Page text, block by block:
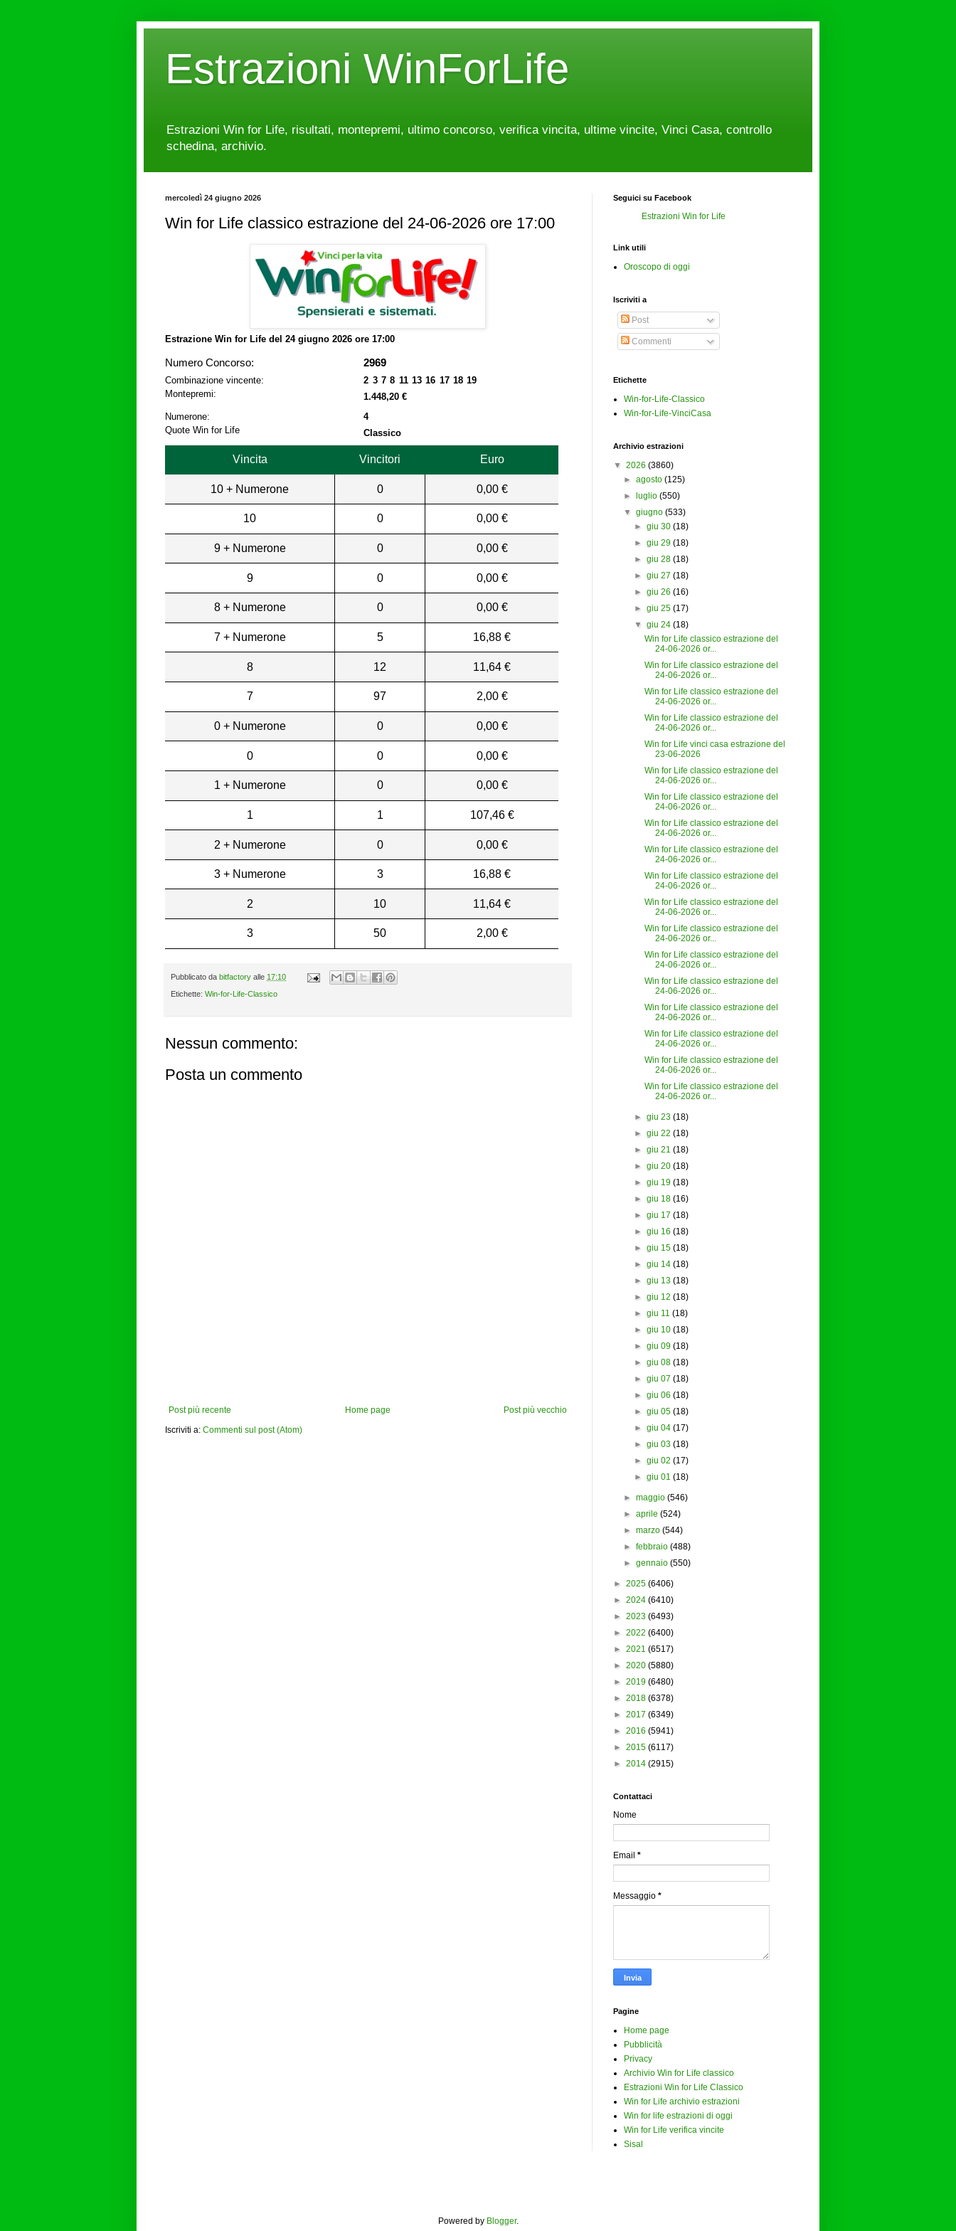
Estrazioni WinForLife
Estrazioni Win for Life, risultati, montepremi, ultimo concorso, verifica vincita, ultime vincite, Vinci Casa, controllo
schedina, archivio.
mercoledì 24 giugno 2026
Win for Life classico estrazione del 24-06-2026 ore 17:00
Estrazione Win for Life del 24 giugno 2026 ore 17:00
Numero Concorso: 2969
Combinazione vincente:
2 3 7 8 11 13 16 17 18 19
Montepremi:
1.448,20 €
Numerone:
4
Quote Win for Life
Classico
Vincita Vincitori Euro
10 + Numerone 0 0,00 €
10 0 0,00 €
9 + Numerone 0 0,00 €
9 0 0,00 €
8 + Numerone 0 0,00 €
7 + Numerone 5 16,88 €
8 12 11,64 €
7 97 2,00 €
0 + Numerone 0 0,00 €
0 0 0,00 €
1 + Numerone 0 0,00 €
1 1 107,46 €
2 + Numerone 0 0,00 €
3 + Numerone 3 16,88 €
2 10 11,64 €
3 50 2,00 €
Pubblicato da bitfactory alle 17:10
Etichette: Win-for-Life-Classico
Nessun commento:
Posta un commento
Post più recente Post più vecchio
Home page
Iscriviti a: Commenti sul post (Atom)
Seguici su Facebook
Estrazioni Win for Life
Link utili
Oroscopo di oggi
Iscriviti a
Post
Commenti
Etichette
Win-for-Life-Classico
Win-for-Life-VinciCasa
Archivio estrazioni
▼ 2026 (3860)
►agosto (125)
►
luglio (550)
▼ giugno (533)
► giu 30 (18)
► giu 29 (18)
► giu 28 (18)
► giu 27 (18)
► giu 26 (16)
► giu 25 (17)
▼ giu 24 (18)
Win for Life classico estrazione del
24-06-2026 or...
Win for Life classico estrazione del
24-06-2026 or...
Win for Life classico estrazione del
24-06-2026 or...
Win for Life classico estrazione del
24-06-2026 or...
Win for Life vinci casa estrazione del
23-06-2026
Win for Life classico estrazione del
24-06-2026 or...
Win for Life classico estrazione del
24-06-2026 or...
Win for Life classico estrazione del
24-06-2026 or...
Win for Life classico estrazione del
24-06-2026 or...
Win for Life classico estrazione del
24-06-2026 or...
Win for Life classico estrazione del
24-06-2026 or...
Win for Life classico estrazione del
24-06-2026 or...
Win for Life classico estrazione del
24-06-2026 or...
Win for Life classico estrazione del
24-06-2026 or...
Win for Life classico estrazione del
24-06-2026 or...
Win for Life classico estrazione del
24-06-2026 or...
Win for Life classico estrazione del
24-06-2026 or...
Win for Life classico estrazione del
24-06-2026 or...
► giu 23 (18)
► giu 22 (18)
► giu 21 (18)
► giu 20 (18)
► giu 19 (18)
► giu 18 (16)
► giu 17 (18)
► giu 16 (18)
► giu 15 (18)
► giu 14 (18)
► giu 13 (18)
► giu 12 (18)
► giu 11 (18)
► giu 10 (18)
► giu 09 (18)
► giu 08 (18)
► giu 07 (18)
► giu 06 (18)
► giu 05 (18)
► giu 04 (17)
► giu 03 (18)
► giu 02 (17)
► giu 01 (18)
►maggio (546)
►aprile (524)
►marzo (544)
►febbraio (488)
►gennaio (550)
► 2025 (6406)
► 2024 (6410)
► 2023 (6493)
► 2022 (6400)
► 2021 (6517)
► 2020 (5880)
► 2019 (6480)
► 2018 (6378)
► 2017 (6349)
► 2016 (5941)
► 2015 (6117)
► 2014 (2915)
Contattaci
Nome
Email *
Messaggio *
Pagine
Home page
Pubblicità
Privacy
Archivio Win for Life classico
Estrazioni Win for Life Classico
Win for Life archivio estrazioni
Win for life estrazioni di oggi
Win for Life verifica vincite
Sisal
Powered by Blogger.